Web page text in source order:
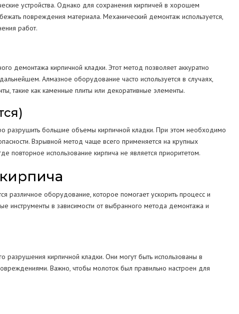
устройства. Однако для сохранения кирпичей в хорошем
повреждения материала. Механический демонтаж используется,
работ.
демонтажа кирпичной кладки. Этот метод позволяет аккуратно
Алмазное оборудование часто используется в случаях,
такие как каменные плиты или декоративные элементы.
разрушить большие объемы кирпичной кладки. При этом необходимо
Взрывной метод чаще всего применяется на крупных
повторное использование кирпича не является приоритетом.
различное оборудование, которое помогает ускорить процесс и
инструменты в зависимости от выбранного метода демонтажа и
кирпичной кладки. Они могут быть использованы в
Важно, чтобы молоток был правильно настроен для